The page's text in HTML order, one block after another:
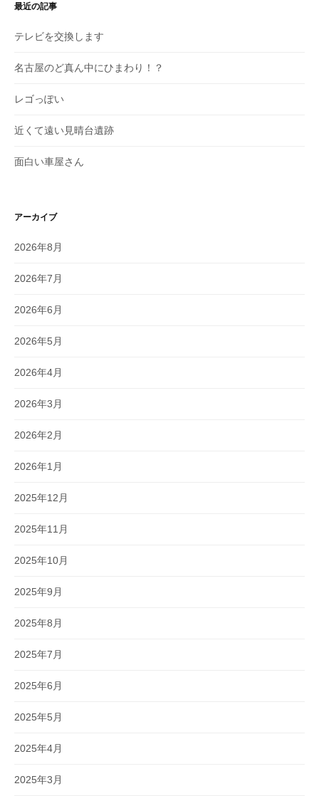
最近の記事
テレビを交換します
名古屋のど真ん中にひまわり！？
レゴっぽい
近くて遠い見晴台遺跡
面白い車屋さん
アーカイブ
2026年8月
2026年7月
2026年6月
2026年5月
2026年4月
2026年3月
2026年2月
2026年1月
2025年12月
2025年11月
2025年10月
2025年9月
2025年8月
2025年7月
2025年6月
2025年5月
2025年4月
2025年3月